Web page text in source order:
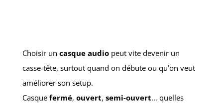
Choisir un casque audiopeut vite devenir un
casse-tête, surtout quand on débute ou qu’on veut
améliorer son setup.
Casque fermé, ouvert, semi-ouvert… quelles